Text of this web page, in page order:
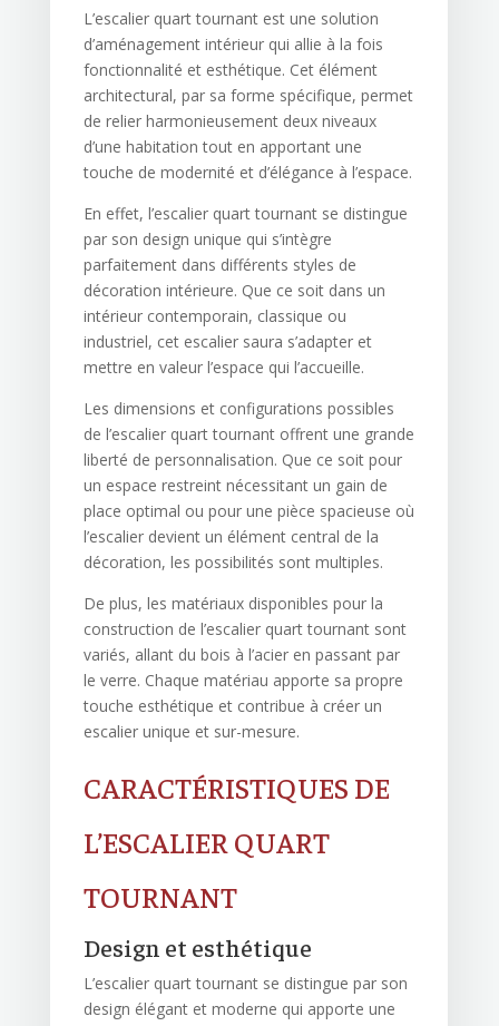
L’escalier quart tournant est une solution
d’aménagement intérieur qui allie à la fois
fonctionnalité et esthétique. Cet élément
architectural, par sa forme spécifique, permet
de relier harmonieusement deux niveaux
d’une habitation tout en apportant une
touche de modernité et d’élégance à l’espace.
En effet, l’escalier quart tournant se distingue
par son design unique qui s’intègre
parfaitement dans différents styles de
décoration intérieure. Que ce soit dans un
intérieur contemporain, classique ou
industriel, cet escalier saura s’adapter et
mettre en valeur l’espace qui l’accueille.
Les dimensions et configurations possibles
de l’escalier quart tournant offrent une grande
liberté de personnalisation. Que ce soit pour
un espace restreint nécessitant un gain de
place optimal ou pour une pièce spacieuse où
l’escalier devient un élément central de la
décoration, les possibilités sont multiples.
De plus, les matériaux disponibles pour la
construction de l’escalier quart tournant sont
variés, allant du bois à l’acier en passant par
le verre. Chaque matériau apporte sa propre
touche esthétique et contribue à créer un
escalier unique et sur-mesure.
CARACTÉRISTIQUES DE
L’ESCALIER QUART
TOURNANT
Design et esthétique
L’escalier quart tournant se distingue par son
design élégant et moderne qui apporte une